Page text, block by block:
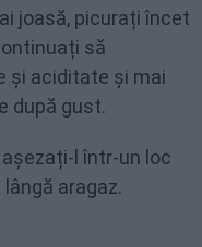
joasă, picurați încet
să
și aciditate și mai
după gust.
l într-un loc
aragaz.